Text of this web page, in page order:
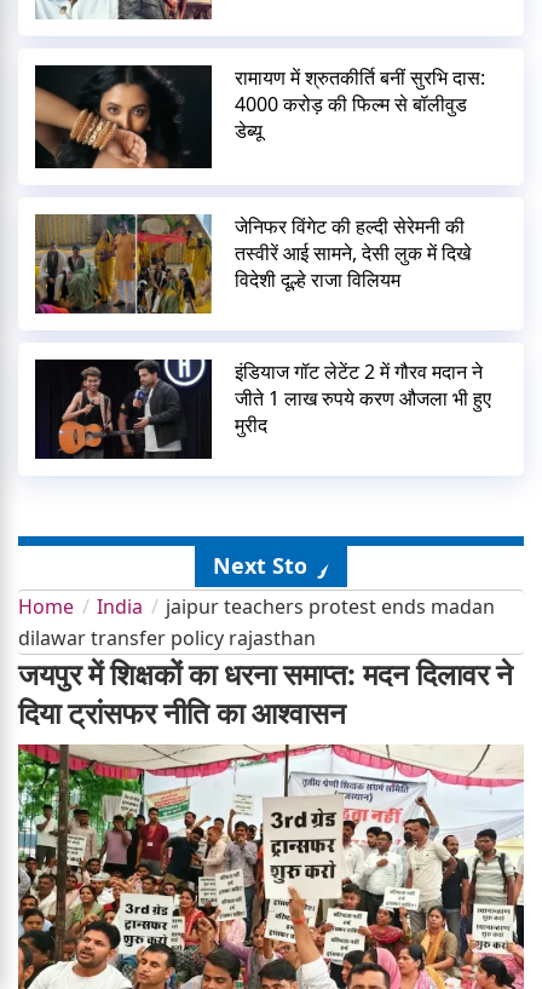
रामायण में श्रुतकीर्ति बनीं सुरभि दास:
4000 करोड़ की फिल्म से बॉलीवुड
डेब्यू
जेनिफर विंगेट की हल्दी सेरेमनी की
तस्वीरें आई सामने, देसी लुक में दिखे
विदेशी दूल्हे राजा विलियम
इंडियाज गॉट लेटेंट 2 में गौरव मदान ने
जीते 1 लाख रुपये करण औजला भी हुए
मुरीद
Next Story
Home India
jaipur teachers protest ends madan
dilawar transfer policy rajasthan
जयपुर में शिक्षकों का धरना समाप्त: मदन दिलावर ने
दिया ट्रांसफर नीति का आश्वासन